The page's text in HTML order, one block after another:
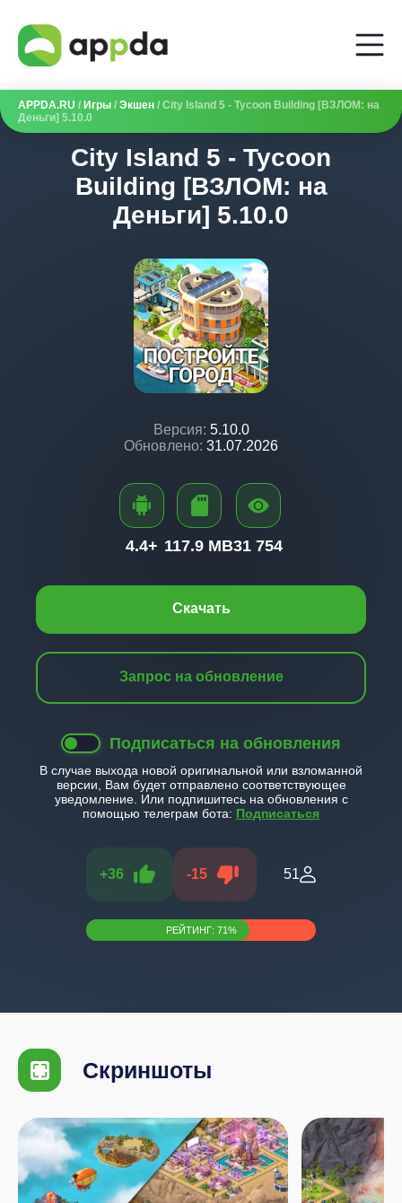
APPDA.RU / Игры / Экшен / City Island 5 - Tycoon Building [ВЗЛОМ: на
Деньги] 5.10.0
City Island 5 - Tycoon
Building [ВЗЛОМ: на
Деньги] 5.10.0
Версия: 5.10.0
Обновлено: 31.07.2026
Скачать
Запрос на обновление
Подписаться на обновления
В случае выхода новой оригинальной или взломанной
версии, Вам будет отправлено соответствующее
уведомление. Или подпишитесь на обновления с
помощью телеграм бота: Подписаться
+36 -15 51
РЕЙТИНГ: 71%
4.4+ 117.9 MB31 754
Скриншоты